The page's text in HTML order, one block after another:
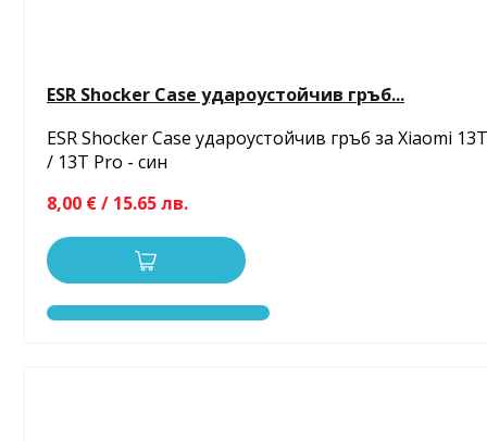
ESR Shocker Case удароустойчив гръб...
ESR Shocker Case удароустойчив гръб за Xiaomi 13T
/ 13T Pro - син
8,00 € / 15.65 лв.